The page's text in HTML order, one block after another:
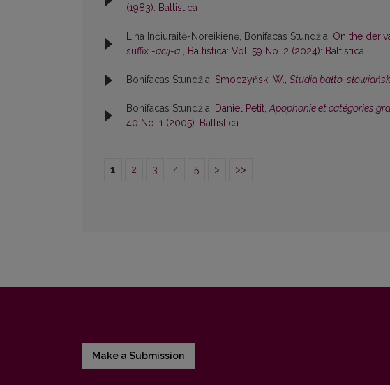
(1983): Baltistica
Lina Inčiuraitė-Noreikienė, Bonifacas Stundžia, On the
suffix -acij-a , Baltistica: Vol. 59 No. 2 (2024): Baltistica
Bonifacas Stundžia, Smoczyński W., Studia bałto-
Bonifacas Stundžia, Daniel Petit,Apophonie et catégories
40 No. 1 (2005): Baltistica
1 2 3 4 5 > >>
Make a Submission